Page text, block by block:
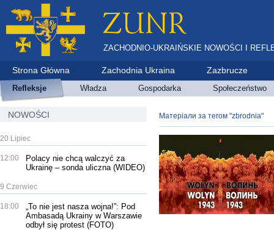
ZACHODNIO-UKRAIŃSKIE NOWOŚCI I
Strona Główna Zachodnia Ukraina Zazbrucze
Refleksje Władza Gospodarka Społeczeństwo
NOWOŚCI
20 Lipiec
12:00
Polacy nie chcą walczyć za
Ukrainę – sonda uliczna (WIDEO)
9 Czerwiec
18:00
„To nie jest nasza wojna!”: Pod
Ambasadą Ukrainy w Warszawie
odbył się protest (FOTO)
Матеріали за тегом "zbrodnia"